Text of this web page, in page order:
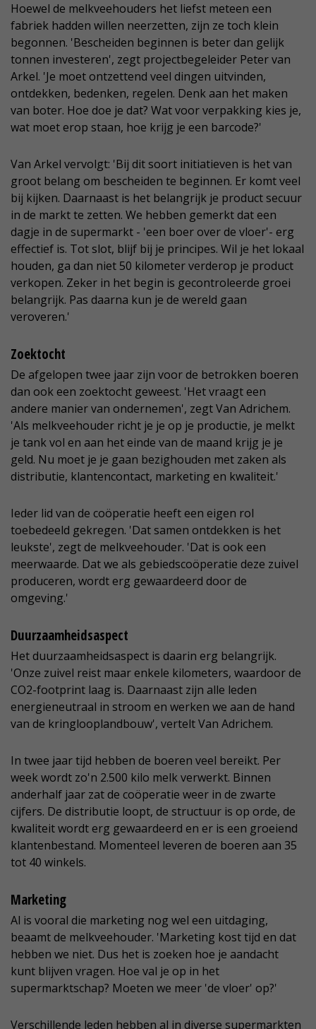
Hoewel de melkveehouders het liefst meteen een
fabriek hadden willen neerzetten, zijn ze toch klein
begonnen. 'Bescheiden beginnen is beter dan gelijk
tonnen investeren', zegt projectbegeleider Peter van
Arkel. 'Je moet ontzettend veel dingen uitvinden,
ontdekken, bedenken, regelen. Denk aan het maken
van boter. Hoe doe je dat? Wat voor verpakking kies je,
wat moet erop staan, hoe krijg je een barcode?'
Van Arkel vervolgt: 'Bij dit soort initiatieven is het van
groot belang om bescheiden te beginnen. Er komt veel
bij kijken. Daarnaast is het belangrijk je product secuur
in de markt te zetten. We hebben gemerkt dat een
dagje in de supermarkt - 'een boer over de vloer'- erg
effectief is. Tot slot, blijf bij je principes. Wil je het lokaal
houden, ga dan niet 50 kilometer verderop je product
verkopen. Zeker in het begin is gecontroleerde groei
belangrijk. Pas daarna kun je de wereld gaan
veroveren.'
Zoektocht
De afgelopen twee jaar zijn voor de betrokken boeren
dan ook een zoektocht geweest. 'Het vraagt een
andere manier van ondernemen', zegt Van Adrichem.
'Als melkveehouder richt je je op je productie, je melkt
je tank vol en aan het einde van de maand krijg je je
geld. Nu moet je je gaan bezighouden met zaken als
distributie, klantencontact, marketing en kwaliteit.'
Ieder lid van de coöperatie heeft een eigen rol
toebedeeld gekregen. 'Dat samen ontdekken is het
leukste', zegt de melkveehouder. 'Dat is ook een
meerwaarde. Dat we als gebiedscoöperatie deze zuivel
produceren, wordt erg gewaardeerd door de
omgeving.'
Duurzaamheidsaspect
Het duurzaamheidsaspect is daarin erg belangrijk.
'Onze zuivel reist maar enkele kilometers, waardoor de
CO2-footprint laag is. Daarnaast zijn alle leden
energieneutraal in stroom en werken we aan de hand
van de kringlooplandbouw', vertelt Van Adrichem.
In twee jaar tijd hebben de boeren veel bereikt. Per
week wordt zo'n 2.500 kilo melk verwerkt. Binnen
anderhalf jaar zat de coöperatie weer in de zwarte
cijfers. De distributie loopt, de structuur is op orde, de
kwaliteit wordt erg gewaardeerd en er is een groeiend
klantenbestand. Momenteel leveren de boeren aan 35
tot 40 winkels.
Marketing
Al is vooral die marketing nog wel een uitdaging,
beaamt de melkveehouder. 'Marketing kost tijd en dat
hebben we niet. Dus het is zoeken hoe je aandacht
kunt blijven vragen. Hoe val je op in het
supermarktschap? Moeten we meer 'de vloer' op?'
Verschillende leden hebben al in diverse supermarkten